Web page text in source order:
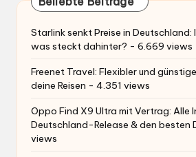
Starlink senkt Preise in
was steckt dahinter? - 6.669 views
Freenet Travel: Flexibler und
deine Reisen - 4.351 views
Oppo Find X9 Ultra mit Vertrag: Alle
Deutschland-Release & den besten
views